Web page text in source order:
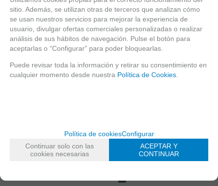
EDUCA 500 PZAS
AUTORES
ARTE POR Nº DE PIEZAS
VARIOS AUTORES
Solicitar más info
sitio. Además, se utilizan otras de terceros que analizan cómo
se usan nuestros servicios para mejorar la experiencia de
usuario, divulgar ofertas comerciales personalizadas o realizar
análisis de sus hábitos de navegación. Pulse el botón para
aceptarlas o “Configurar” para poder bloquearlas.
Puede revisar toda la información y retirar su consentimiento en
cualquier momento desde nuestra Política de Cookies
Política de cookiesConfigurar
Continuar solo con las
cookies necesarias
ACEPTAR Y
CONTINUAR